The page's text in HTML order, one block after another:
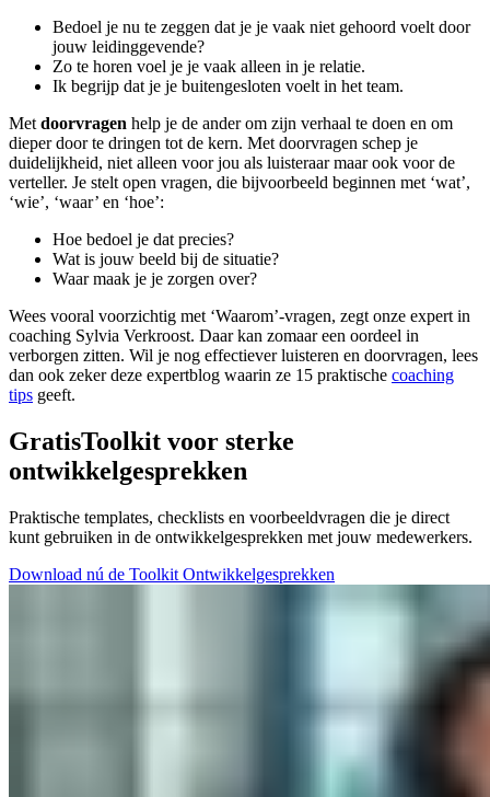
Bedoel je nu te zeggen dat je je vaak niet gehoord voelt door
jouw leidinggevende?
Zo te horen voel je je vaak alleen in je relatie.
Ik begrijp dat je je buitengesloten voelt in het team.
Metdoorvragen help je de ander om zijn verhaal te doen en om
dieper door te dringen tot de kern. Met doorvragen schep je
duidelijkheid, niet alleen voor jou als luisteraar maar ook voor de
verteller. Je stelt open vragen, die bijvoorbeeld beginnen met ‘wat’,
‘wie’, ‘waar’ en ‘hoe’:
Hoe bedoel je dat precies?
Wat is jouw beeld bij de situatie?
Waar maak je je zorgen over?
Wees vooral voorzichtig met ‘Waarom’-vragen, zegt onze expert in
coaching Sylvia Verkroost. Daar kan zomaar een oordeel in
verborgen zitten. Wil je nog effectiever luisteren en doorvragen, lees
dan ook zeker deze expertblog waarin ze 15 praktische coaching
tips geeft.
GratisToolkit voor sterke
ontwikkelgesprekken
Praktische templates, checklists en voorbeeldvragen die je direct
kunt gebruiken in de ontwikkelgesprekken met jouw medewerkers.
Download nú de Toolkit Ontwikkelgesprekken